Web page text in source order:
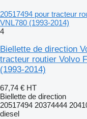
20517494 pour tracteur
VNL780 (1993-2014)
4
Biellette de direction
tracteur routier Volvo
(1993-2014)
67,74 € HT
Biellette de direction
20517494 20374444
diesel